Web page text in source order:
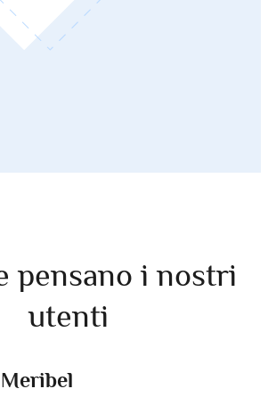
pensano i nostri
utenti